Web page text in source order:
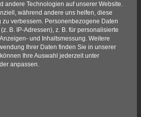
andere Technologien auf unserer Website.
während andere uns helfen, diese
zu verbessern. Personenbezogene Daten
B. IP-Adressen), z. B. für personalisierte
und Inhaltsmessung. Weitere
Ihrer Daten finden Sie in unserer
Ihre Auswahl jederzeit unter
anpassen.
Service-Gruppen, für die eine